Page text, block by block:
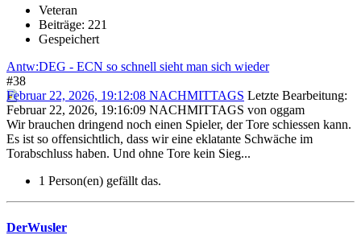
Veteran
Beiträge: 221
Gespeichert
Antw:DEG - ECN so schnell sieht man sich wieder
#38
Februar 22, 2026, 19:12:08 NACHMITTAGS Letzte Bearbeitung:
Februar 22, 2026, 19:16:09 NACHMITTAGS von oggam
Wir brauchen dringend noch einen Spieler, der Tore schiessen kann.
Es ist so offensichtlich, dass wir eine eklatante Schwäche im
Torabschluss haben. Und ohne Tore kein Sieg...
1 Person(en) gefällt das.
DerWusler